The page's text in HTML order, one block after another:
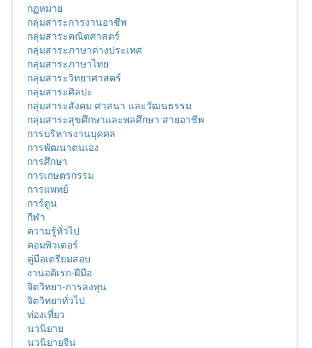
กฏหมาย
กลุ่มสาระการงานอาชีพ
กลุ่มสาระคณิตศาสตร์
กลุ่มสาระภาษาต่างประเทศ
กลุ่มสาระภาษาไทย
กลุ่มสาระวิทยาศาสตร์
กลุ่มสาระศิลปะ
กลุ่มสาระสังคม ศาสนา และวัฒนธรรม
กลุ่มสาระสุขศึกษาและพลศึกษา สายอาชีพ
การบริหารงานบุคคล
การพัฒนาตนเอง
การศึกษา
การเกษตรกรรม
การแพทย์
การ์ตูน
กีฬา
ความรู้ทั่วไป
คอมพิวเตอร์
คู่มือเตรียมสอบ
งานอดิเรก-ฝีมือ
จิตวิทยา-การลงทุน
จิตวิทยาทั่วไป
ท่องเที่ยว
นวนิยาย
นวนิยายจีน